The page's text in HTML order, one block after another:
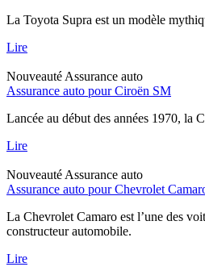
La Toyota Supra est un modèle
Lire
Nouveauté Assurance auto
Assurance auto pour Ciroën SM
Lancée au début des années 1970, la
Lire
Nouveauté Assurance auto
Assurance auto pour Chevrolet
La Chevrolet Camaro est l’une des
constructeur automobile.
Lire